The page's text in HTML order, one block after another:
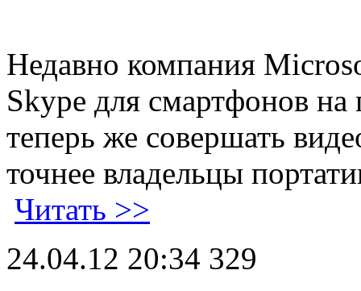
Недавно компания
Skype для смартфонов
теперь же совершать
точнее владельцы
Читать >>
24.04.12 20:34 329